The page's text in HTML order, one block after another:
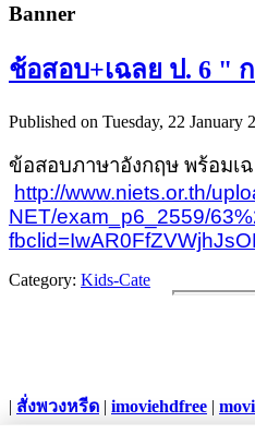
Banner
ช้อสอบ+เฉลย ป. 6 "
Published on Tuesday, 22 January
ข้อสอบภาษาอังกฤษ พร้อมเ
http://www.niets.or.th/
NET/exam_p6_2559/
Category: Kids-Cate
| สั่งพวงหรีด | imoviehdfree |